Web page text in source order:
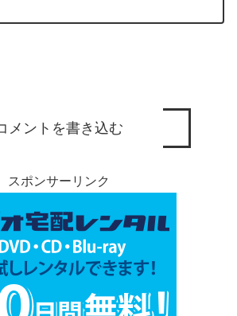
メントを書き込む
スポンサーリンク